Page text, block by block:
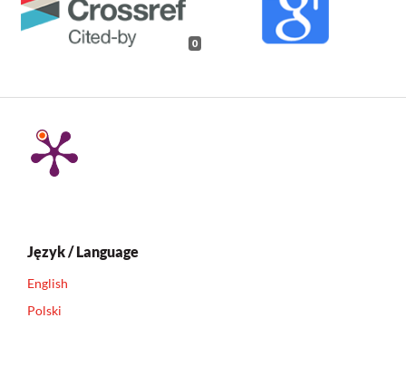
0
Język / Language
English
Polski